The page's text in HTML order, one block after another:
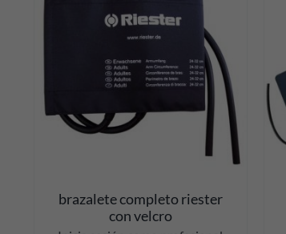
brazalete completo riester
con velcro
DETALLES